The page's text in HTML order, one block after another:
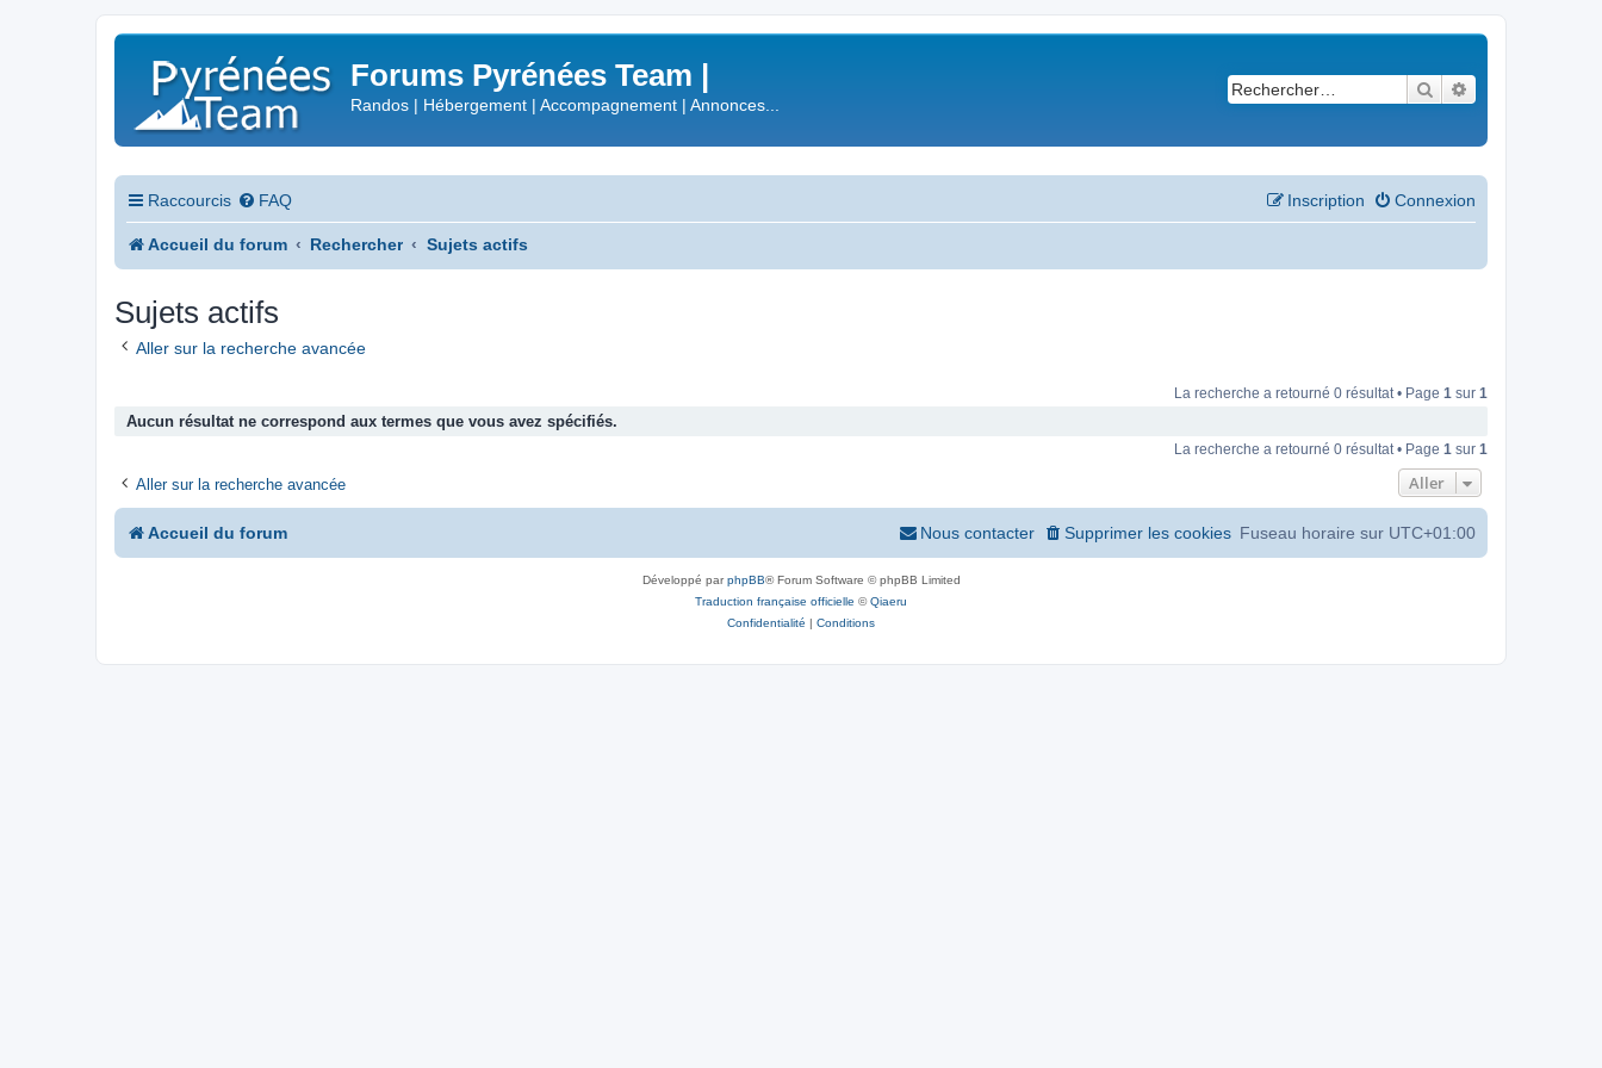
Forums Pyrénées Team |
Randos | Hébergement | Accompagnement | Annonces...
Rechercher
Raccourcis FAQ Connexion
Inscription
Accueil du forum Rechercher Sujets actifs
Sujets actifs
Aller sur la recherche avancée
La recherche a retourné 0 résultat • Page 1 sur 1
Aucun résultat ne correspond aux termes que vous avez spécifiés.
La recherche a retourné 0 résultat • Page 1 sur 1
Aller sur la recherche avancée Aller
Accueil du forum Fuseau horaire sur UTC+01:00
Supprimer les cookies
Nous contacter
Développé parphpBB® Forum Software © phpBB Limited
Traduction française officielle ©Qiaeru
Confidentialité | Conditions